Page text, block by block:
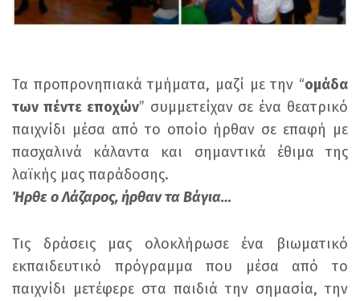
Τα προπρονηπιακά τμήματα, μαζί με την “ομάδα
των πέντε εποχών” συμμετείχαν σε ένα θεατρικό
παιχνίδι μέσα από το οποίο ήρθαν σε επαφή με
πασχαλινά κάλαντα και σημαντικά έθιμα της
λαϊκής μας παράδοσης.
Ήρθε ο Λάζαρος, ήρθαν τα Βάγια…
Τις δράσεις μας ολοκλήρωσε ένα βιωματικό
εκπαιδευτικό πρόγραμμα που μέσα από το
παιχνίδι μετέφερε στα παιδιά την σημασία, την